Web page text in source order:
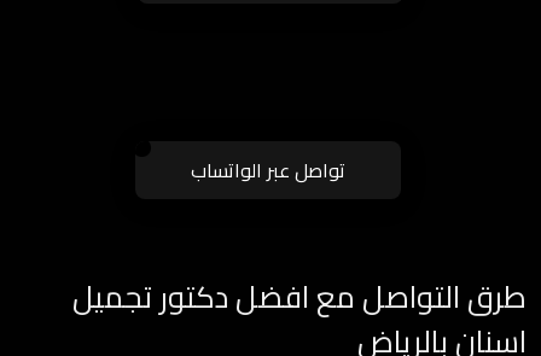
تواصل عبر الواتساب
طرق التواصل مع افضل دكتور تجميل
اسنان بالرياض